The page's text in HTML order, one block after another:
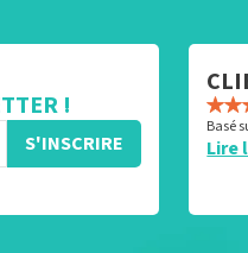
!
S'INSCRIRE
Basé
Lire